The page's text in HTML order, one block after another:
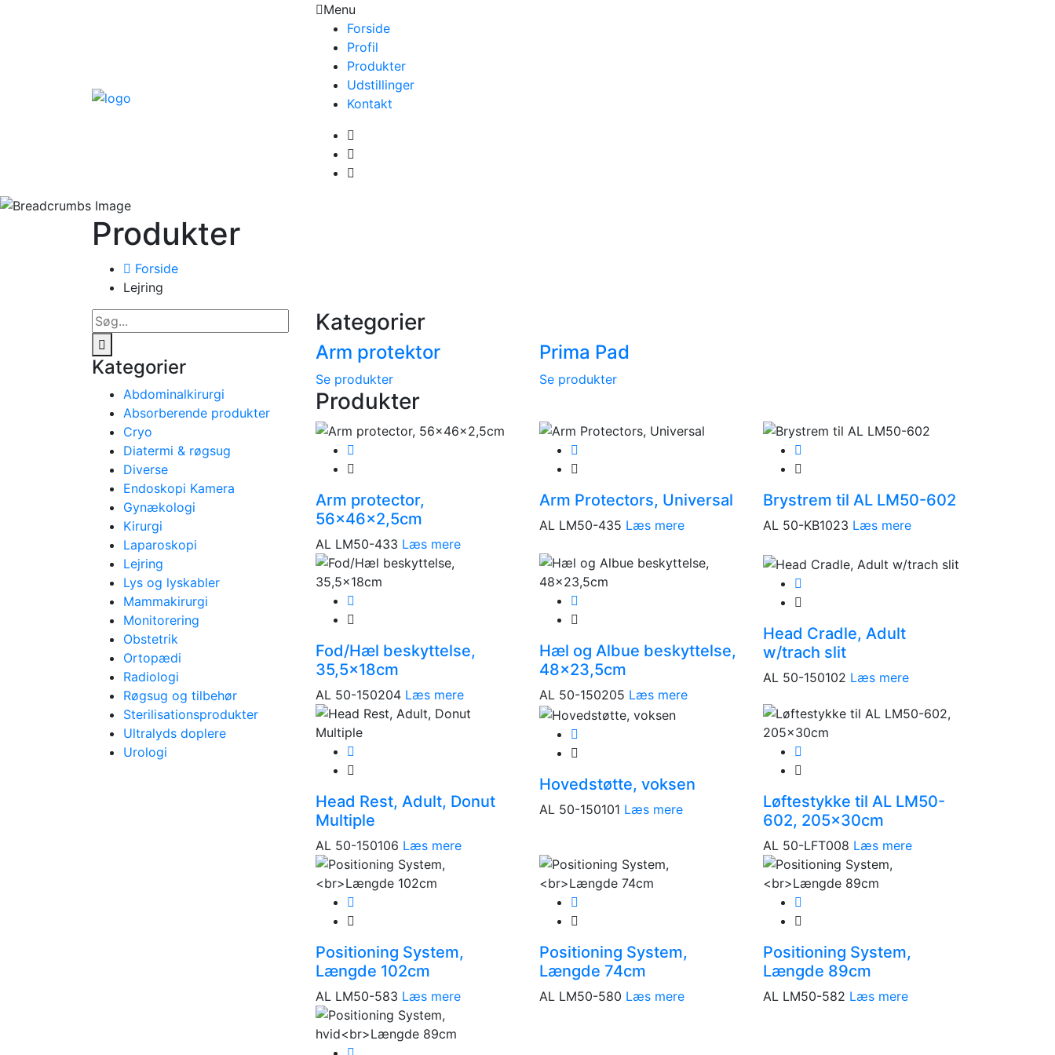
Menu
Forside
Profil
Produkter
Udstillinger
Kontakt
Produkter
Forside
Lejring
Kategorier
Arm protektor
Se produkter
Prima Pad
Se produkter
Produkter
Arm protector,
56x46x2,5cm
AL LM50-433 Læs mere
Arm Protectors, Universal
AL LM50-435 Læs mere
Brystrem til AL LM50-602
AL 50-KB1023 Læs mere
Fod/Hæl beskyttelse,
35,5x18cm
AL 50-150204 Læs mere
Hæl og Albue beskyttelse,
48×23,5cm
AL 50-150205 Læs mere
Head Cradle, Adult
w/trach slit
AL 50-150102 Læs mere
Head Rest, Adult, Donut
Multiple
AL 50-150106 Læs mere
Hovedstøtte, voksen
AL 50-150101 Læs mere
Løftestykke til AL LM50-
602, 205x30cm
AL 50-LFT008 Læs mere
Positioning System,
Længde 102cm
AL LM50-583 Læs mere
Positioning System,
Længde 74cm
AL LM50-580 Læs mere
Positioning System,
Længde 89cm
AL LM50-582 Læs mere
Kategorier
Abdominalkirurgi
Absorberende produkter
Cryo
Diatermi & røgsug
Diverse
Endoskopi Kamera
Gynækologi
Kirurgi
Laparoskopi
Lejring
Lys og lyskabler
Mammakirurgi
Monitorering
Obstetrik
Ortopædi
Radiologi
Røgsug og tilbehør
Sterilisationsprodukter
Ultralyds doplere
Urologi